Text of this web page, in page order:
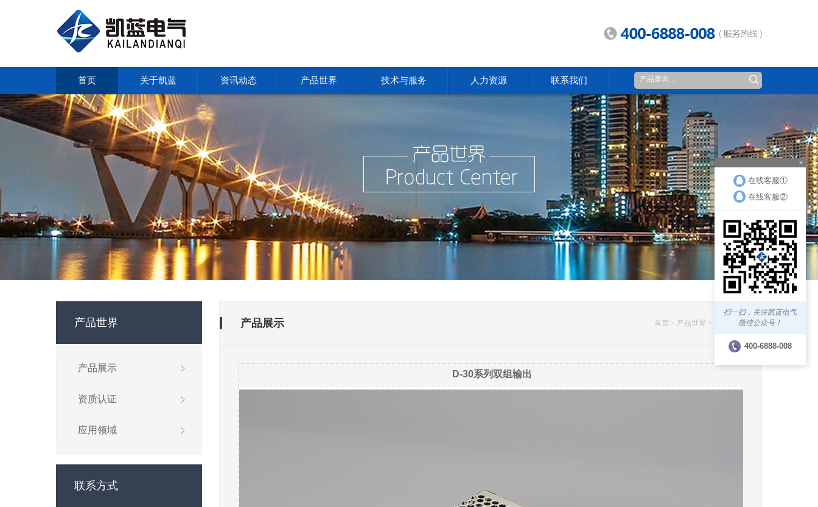
首页 关于凯蓝 资讯动态 产品世界 技术与服务 人力资源 联系我们
产品世界
产品展示
资质认证
应用领域
联系方式
产品展示 首页 > 产品世界 > 产品展示
D-30系列双组输出
在线客服①
在线客服②
扫一扫，关注凯蓝电气
微信公众号！
400-6888-008